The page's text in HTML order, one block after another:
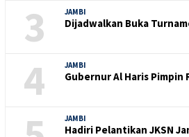
3 JAMBI
Dijadwalkan Buka
4 JAMBI
Gubernur Al Haris Pimpin
JAMBI
Hadiri Pelantikan JKSN